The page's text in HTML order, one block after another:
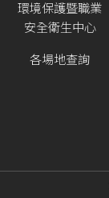
環境保護暨職業
安全衛生中心
各場地查詢